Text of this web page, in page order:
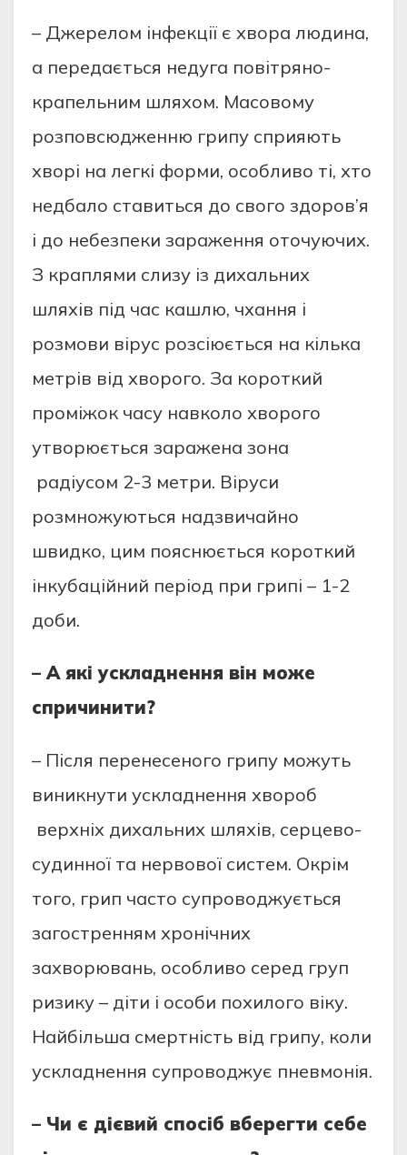
– Джерелом інфекції є хвора людина,
а передається недуга повітряно-
крапельним шляхом. Масовому
розповсюдженню грипу сприяють
хворі на легкі форми, особливо ті, хто
недбало ставиться до свого здоров’я
і до небезпеки зараження оточуючих.
З краплями слизу із дихальних
шляхів під час кашлю, чхання і
розмови вірус розсіюється на кілька
метрів від хворого. За короткий
проміжок часу навколо хворого
утворюється заражена зона
радіусом 2-3 метри. Віруси
розмножуються надзвичайно
швидко, цим пояснюється короткий
інкубаційний період при грипі – 1-2
доби.
– А які ускладнення він може
спричинити?
– Після перенесеного грипу можуть
виникнути ускладнення хвороб
верхніх дихальних шляхів, серцево-
судинної та нервової систем. Окрім
того, грип часто супроводжується
загостренням хронічних
захворювань, особливо серед груп
ризику – діти і особи похилого віку.
Найбільша смертність від грипу, коли
ускладнення супроводжує пневмонія.
– Чи є дієвий спосіб вберегти себе